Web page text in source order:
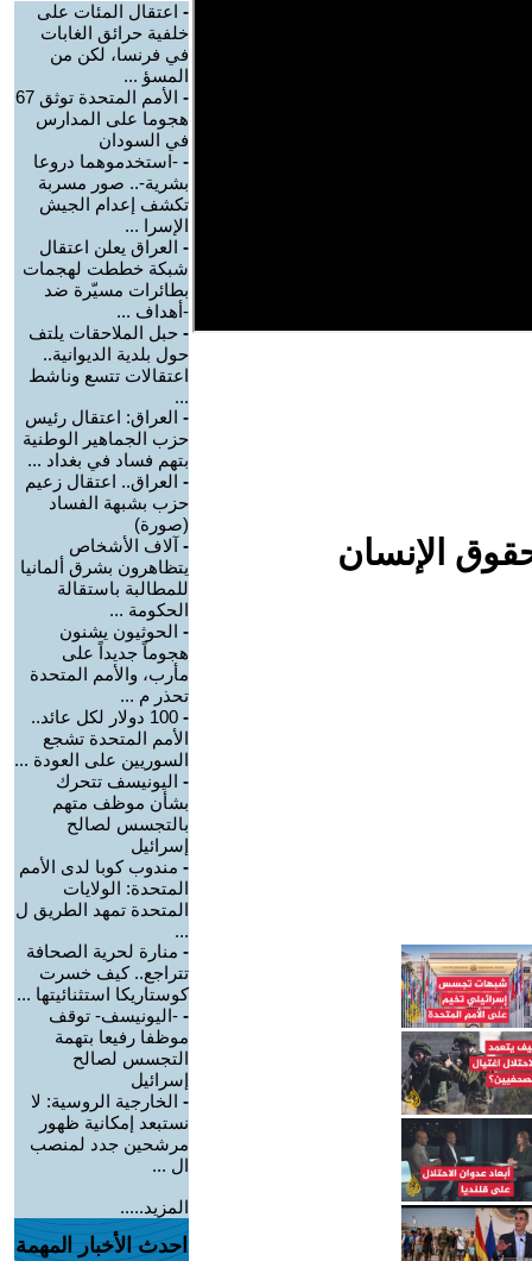
الإنسان
- اعتقال المئات على
خلفية حرائق الغابات
في فرنسا، لكن من
المسؤ ...
-
الأمم المتحدة توثق 67
هجوما على المدارس
في السودان
- -استخدموهما دروعا
بشرية-.. صور مسربة
تكشف إعدام الجيش
الإسرا ...
- العراق يعلن اعتقال
شبكة خططت لهجمات
بطائرات مسيّرة ضد
-أهداف ...
- حبل الملاحقات يلتف
حول بلدية الديوانية..
اعتقالات تتسع وناشط
...
- العراق: اعتقال رئيس
حزب الجماهير الوطنية
بتهم فساد في بغداد ...
- العراق.. اعتقال زعيم
حزب بشبهة الفساد
(صورة)
- آلاف الأشخاص
يتظاهرون بشرق ألمانيا
للمطالبة باستقالة
الحكومة ...
- الحوثيون يشنون
هجوماً جديداً على
مأرب، والأمم المتحدة
تحذر م ...
-
100 دولار لكل عائد..
الأمم المتحدة تشجع
السوريين على العودة ...
- اليونيسف تتحرك
بشأن موظف متهم
بالتجسس لصالح
إسرائيل
- مندوب كوبا لدى الأمم
المتحدة: الولايات
المتحدة تمهد الطريق ل
...
- منارة لحرية الصحافة
تتراجع.. كيف خسرت
كوستاريكا استثنائيتها ...
- -اليونيسف- توقف
موظفا رفيعا بتهمة
التجسس لصالح
إسرائيل
- الخارجية الروسية: لا
نستبعد إمكانية ظهور
مرشحين جدد لمنصب
ال ...
المزيد.....
احدث الأخبار المهمة